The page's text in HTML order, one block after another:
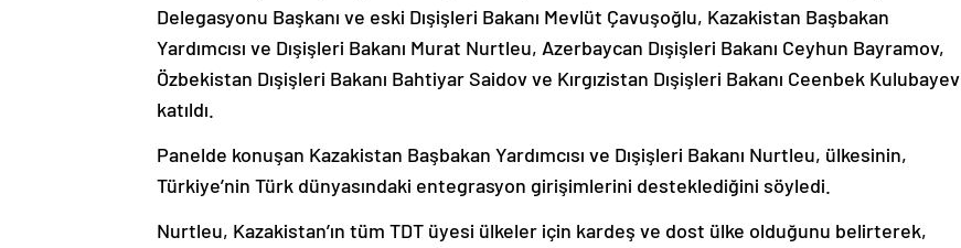
Delegasyonu Başkanı ve eski Dışişleri Bakanı Mevlüt Çavuşoğlu, Kazakistan Başbakan
Yardımcısı ve Dışişleri Bakanı Murat Nurtleu, Azerbaycan Dışişleri Bakanı Ceyhun Bayramov,
Özbekistan Dışişleri Bakanı Bahtiyar Saidov ve Kırgızistan Dışişleri Bakanı Ceenbek Kulubayev
katıldı.
Panelde konuşan Kazakistan Başbakan Yardımcısı ve Dışişleri Bakanı Nurtleu, ülkesinin,
Türkiye’nin Türk dünyasındaki entegrasyon girişimlerini desteklediğini söyledi.
Nurtleu, Kazakistan’ın tüm TDT üyesi ülkeler için kardeş ve dost ülke olduğunu belirterek,